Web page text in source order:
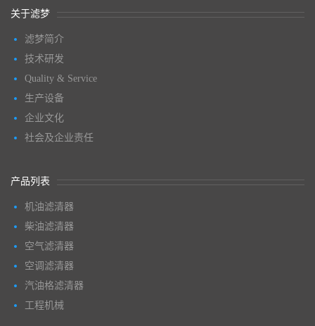
关于滤梦
滤梦简介
技术研发
Quality & Service
生产设备
企业文化
社会及企业责任
产品列表
机油滤清器
柴油滤清器
空气滤清器
空调滤清器
汽油格滤清器
工程机械